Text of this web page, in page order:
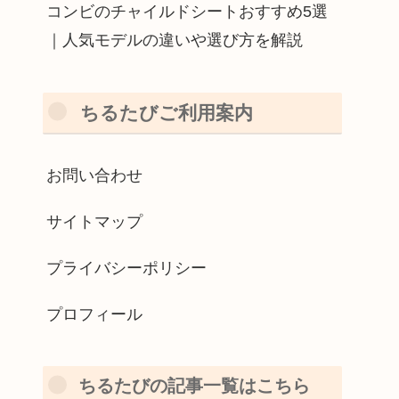
コンビのチャイルドシートおすすめ5選
｜人気モデルの違いや選び方を解説
ちるたびご利用案内
お問い合わせ
サイトマップ
プライバシーポリシー
プロフィール
ちるたびの記事一覧はこちら